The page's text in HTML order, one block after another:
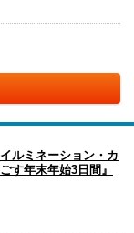
ルミネーション・カ
す年末年始3日間』